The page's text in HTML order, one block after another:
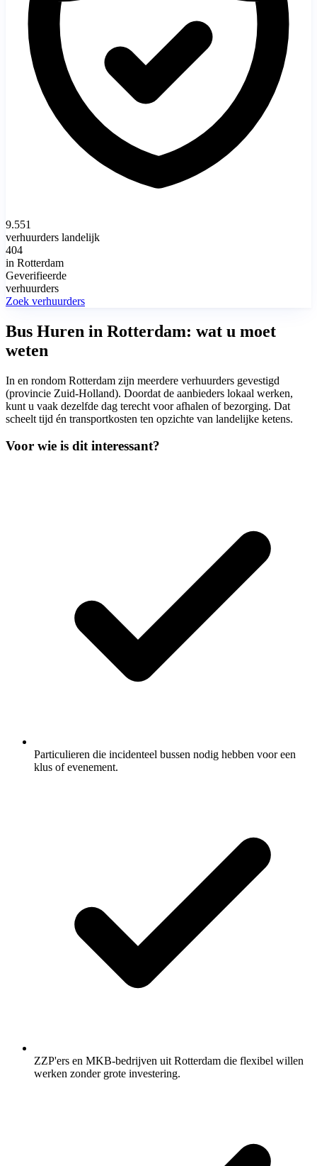
9.551
verhuurders landelijk
404
in Rotterdam
Geverifieerde
verhuurders
Zoek verhuurders
Bus Huren in Rotterdam: wat u moet
weten
In en rondom Rotterdam zijn meerdere verhuurders gevestigd
(provincie Zuid-Holland). Doordat de aanbieders lokaal werken,
kunt u vaak dezelfde dag terecht voor afhalen of bezorging. Dat
scheelt tijd én transportkosten ten opzichte van landelijke ketens.
Voor wie is dit interessant?
Particulieren die incidenteel bussen nodig hebben voor een
klus of evenement.
ZZP'ers en MKB-bedrijven uit Rotterdam die flexibel willen
werken zonder grote investering.